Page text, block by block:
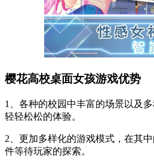
樱花高校桌面女孩游戏优势
1、各种的校园中丰富的场景以及
轻轻松松的体验。
2、更加多样化的游戏模式，在其
件等待玩家的探索。